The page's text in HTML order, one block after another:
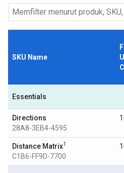
SKU Name
Essentials
Directions
28A8-3EB4-4595
Distance Matrix1
C1B6-FF9D-7700